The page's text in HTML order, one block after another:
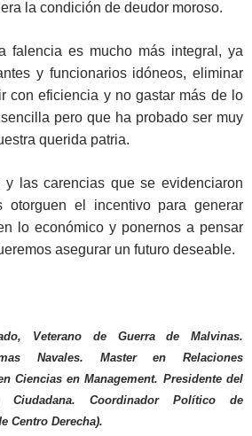
la condición de deudor moroso.
falencia es mucho más integral, ya
y funcionarios idóneos, eliminar
con eficiencia y no gastar más de lo
pero que ha probado ser muy
querida patria.
y las carencias que se evidenciaron
otorguen el incentivo para generar
lo económico y ponernos a pensar
asegurar un futuro deseable.
Veterano de Guerra de Malvinas.
Navales. Master en Relaciones
Ciencias en Management. Presidente del
Ciudadana. Coordinador Político de
Centro Derecha).